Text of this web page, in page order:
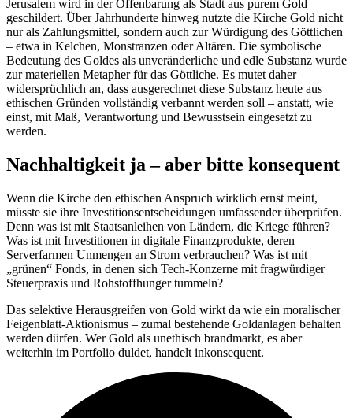
Jerusalem wird in der Offenbarung als Stadt aus purem Gold
geschildert. Über Jahrhunderte hinweg nutzte die Kirche Gold nicht
nur als Zahlungsmittel, sondern auch zur Würdigung des Göttlichen
– etwa in Kelchen, Monstranzen oder Altären. Die symbolische
Bedeutung des Goldes als unveränderliche und edle Substanz wurde
zur materiellen Metapher für das Göttliche. Es mutet daher
widersprüchlich an, dass ausgerechnet diese Substanz heute aus
ethischen Gründen vollständig verbannt werden soll – anstatt, wie
einst, mit Maß, Verantwortung und Bewusstsein eingesetzt zu
werden.
Nachhaltigkeit ja – aber bitte konsequent
Wenn die Kirche den ethischen Anspruch wirklich ernst meint,
müsste sie ihre Investitionsentscheidungen umfassender überprüfen.
Denn was ist mit Staatsanleihen von Ländern, die Kriege führen?
Was ist mit Investitionen in digitale Finanzprodukte, deren
Serverfarmen Unmengen an Strom verbrauchen? Was ist mit
„grünen“ Fonds, in denen sich Tech-Konzerne mit fragwürdiger
Steuerpraxis und Rohstoffhunger tummeln?
Das selektive Herausgreifen von Gold wirkt da wie ein moralischer
Feigenblatt-Aktionismus – zumal bestehende Goldanlagen behalten
werden dürfen. Wer Gold als unethisch brandmarkt, es aber
weiterhin im Portfolio duldet, handelt inkonsequent.